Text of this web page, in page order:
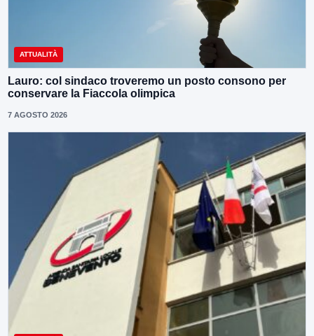
ATTUALITÀ
Lauro: col sindaco troveremo un posto consono per
conservare la Fiaccola olimpica
7 AGOSTO 2026